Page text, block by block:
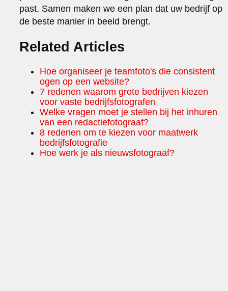
past. Samen maken we een plan dat uw bedrijf op
de beste manier in beeld brengt.
Related Articles
Hoe organiseer je teamfoto's die consistent
ogen op een website?
7 redenen waarom grote bedrijven kiezen
voor vaste bedrijfsfotografen
Welke vragen moet je stellen bij het inhuren
van een redactiefotograaf?
8 redenen om te kiezen voor maatwerk
bedrijfsfotografie
Hoe werk je als nieuwsfotograaf?